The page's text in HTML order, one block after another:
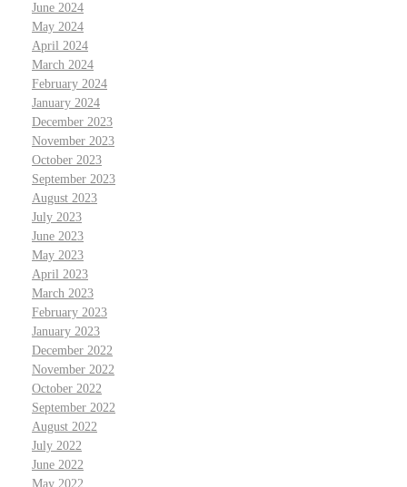
June 2024
May 2024
April 2024
March 2024
February 2024
January 2024
December 2023
November 2023
October 2023
September 2023
August 2023
July 2023
June 2023
May 2023
April 2023
March 2023
February 2023
January 2023
December 2022
November 2022
October 2022
September 2022
August 2022
July 2022
June 2022
May 2022